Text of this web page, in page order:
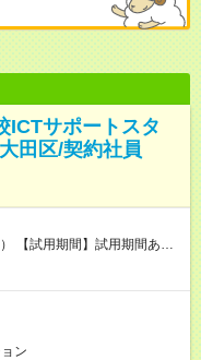
ICTサポートスタ
田区/契約社員
給与は本採用時と同じです。
ン